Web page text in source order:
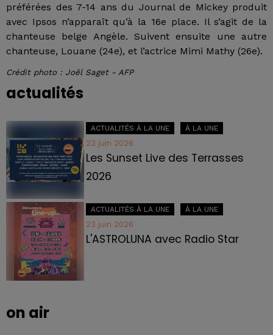
préférées des 7-14 ans du Journal de Mickey produit
avec Ipsos n’apparaît qu’à la 16e place. Il s’agit de la
chanteuse belge Angèle. Suivent ensuite une autre
chanteuse, Louane (24e), et l’actrice Mimi Mathy (26e).
Crédit photo : Joël Saget - AFP
actualités
ACTUALITÉS À LA UNE À LA UNE
23 juin 2026
Les Sunset Live des Terrasses
2026
ACTUALITÉS À LA UNE À LA UNE
23 juin 2026
L'ASTROLUNA avec Radio Star
on air